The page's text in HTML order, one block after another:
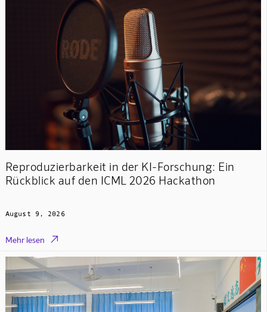
Reproduzierbarkeit in der KI-Forschung: Ein
Rückblick auf den ICML 2026 Hackathon
August 9, 2026
Mehr lesen 